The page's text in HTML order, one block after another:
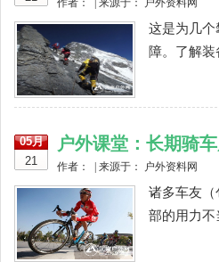
作者： | 来源于： 户外资料网
这是为几
障。了解
05月
21
户外课堂：长期骑
作者： | 来源于： 户外资料网
诸多车友
部的用力不